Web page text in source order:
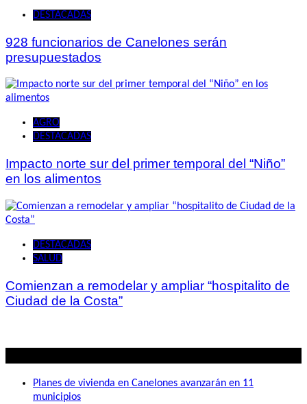
DESTACADAS
928 funcionarios de Canelones serán
presupuestados
AGRO
DESTACADAS
Impacto norte sur del primer temporal del “Niño”
en los alimentos
DESTACADAS
SALUD
Comienzan a remodelar y ampliar “hospitalito de
Ciudad de la Costa”
Planes de vivienda en Canelones avanzarán en 11
municipios